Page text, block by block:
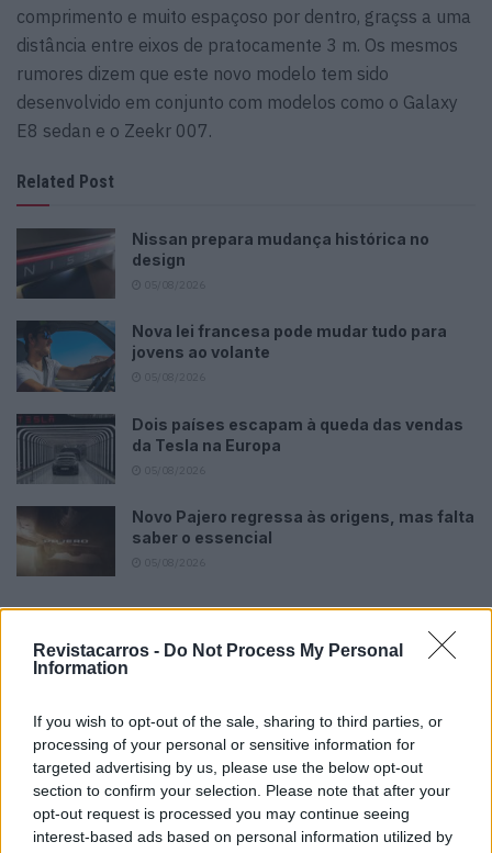
Revistacarros - Do Not Process My Personal
Information
If you wish to opt-out of the sale, sharing to third parties, or
processing of your personal or sensitive information for
targeted advertising by us, please use the below opt-out
section to confirm your selection. Please note that after your
opt-out request is processed you may continue seeing
interest-based ads based on personal information utilized by
comprimento e muito espaçoso por dentro, graçss a uma
distância entre eixos de pratocamente 3 m. Os mesmos
rumores dizem que este novo modelo tem sido
desenvolvido em conjunto com modelos como o Galaxy
E8 sedan e o Zeekr 007.
Related Post
Nissan prepara mudança histórica no
design
Nova lei francesa pode mudar tudo para
jovens ao volante
Dois países escapam à queda das vendas
da Tesla na Europa
Novo Pajero regressa às origens, mas falta
saber o essencial